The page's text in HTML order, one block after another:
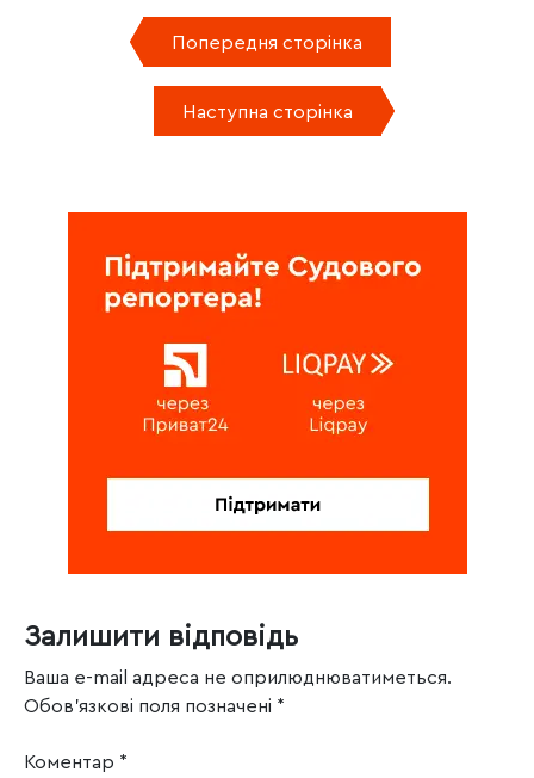
Попередня сторінка
Наступна сторінка
Залишити відповідь
Ваша e-mail адреса не оприлюднюватиметься.
Обов’язкові поля позначені *
Коментар *